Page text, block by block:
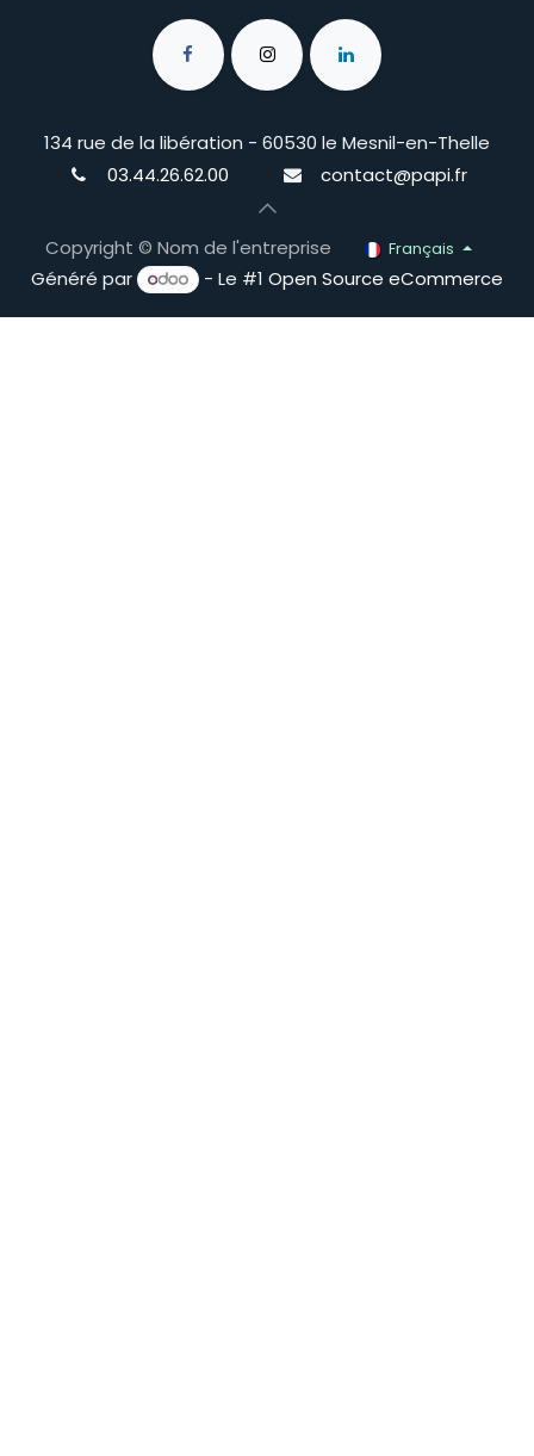
134 rue de la libération - 60530 le Mesnil-en-Thelle
03.44.26.62.00
contact@papi.fr
Copyright © Nom de l'entreprise Français
Généré par - Le #1 Open Source eCommerce